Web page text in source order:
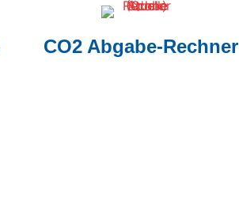
CO2 Abgabe-Rechner